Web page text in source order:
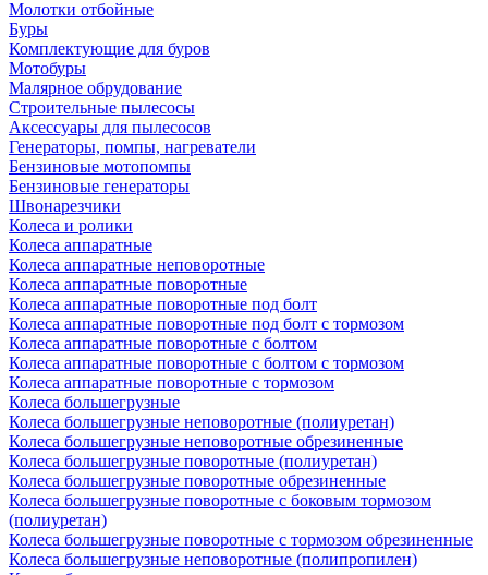
Молотки отбойные
Буры
Комплектующие для буров
Мотобуры
Малярное обрудование
Строительные пылесосы
Аксессуары для пылесосов
Генераторы, помпы, нагреватели
Бензиновые мотопомпы
Бензиновые генераторы
Швонарезчики
Колеса и ролики
Колеса аппаратные
Колеса аппаратные неповоротные
Колеса аппаратные поворотные
Колеса аппаратные поворотные под болт
Колеса аппаратные поворотные под болт с тормозом
Колеса аппаратные поворотные с болтом
Колеса аппаратные поворотные с болтом с тормозом
Колеса аппаратные поворотные с тормозом
Колеса большегрузные
Колеса большегрузные неповоротные (полиуретан)
Колеса большегрузные неповоротные обрезиненные
Колеса большегрузные поворотные (полиуретан)
Колеса большегрузные поворотные обрезиненные
Колеса большегрузные поворотные с боковым тормозом
(полиуретан)
Колеса большегрузные поворотные с тормозом обрезиненные
Колеса большегрузные неповоротные (полипропилен)